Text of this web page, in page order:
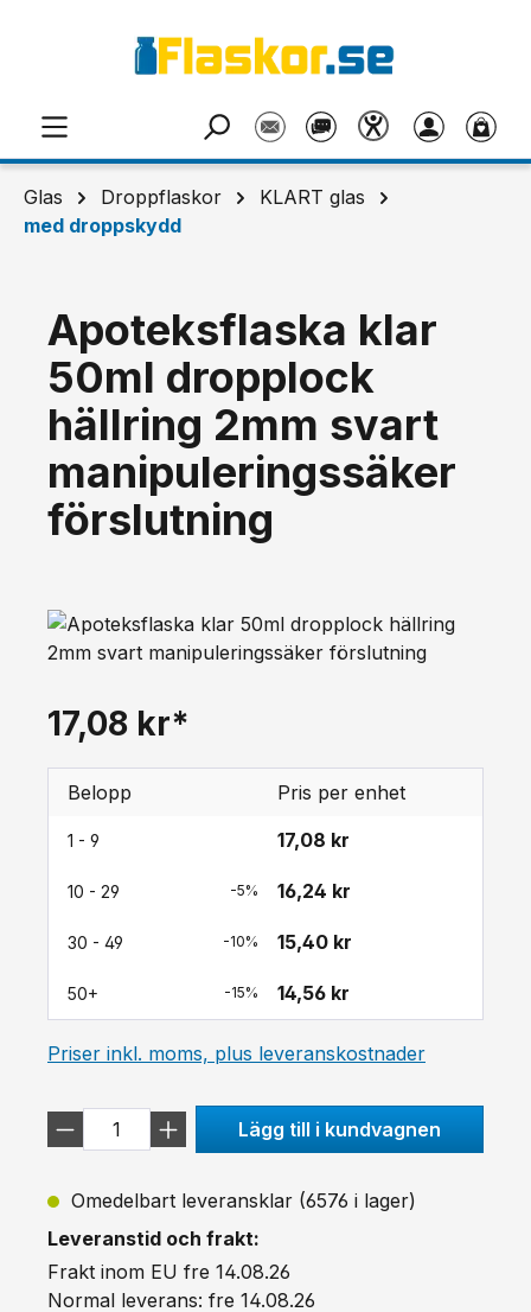
Glas Droppflaskor
KLART glas
med droppskydd
Apoteksflaska klar
50ml dropplock
hällring 2mm svart
manipuleringssäker
förslutning
17,08 kr*
Belopp Pris per enhet
1 - 9 17,08 kr
10 - 29 -5% 16,24 kr
30 - 49 -10% 15,40 kr
50+ -15% 14,56 kr
Priser inkl. moms, plus leveranskostnader
Lägg till i kundvagnen
Omedelbart leveransklar (6576 i lager)
Leveranstid och frakt:
Frakt inom EU fre 14.08.26
Normal leverans: fre 14.08.26